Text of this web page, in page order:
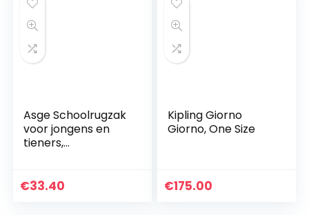
Asge Schoolrugzak
voor jongens en
tieners,
ergonomische
€33.40
Kipling Giorno
Giorno, One Size
€175.00